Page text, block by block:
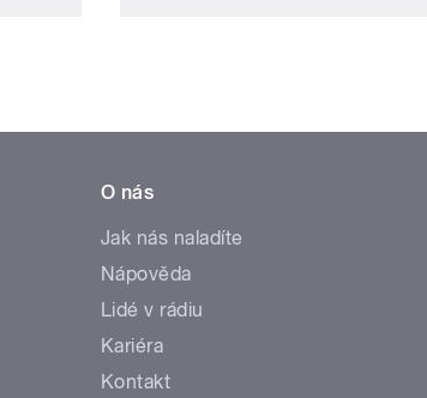
O nás
Jak nás naladíte
Nápověda
Lidé v rádiu
Kariéra
Kontakt